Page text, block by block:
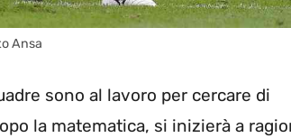
Ansa
sono al lavoro per cercare di
la matematica, si inizierà a